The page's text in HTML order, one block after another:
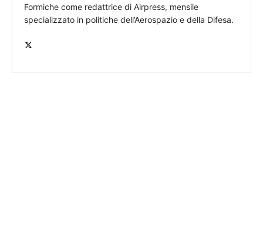
Formiche come redattrice di Airpress, mensile
specializzato in politiche dell’Aerospazio e della Difesa.